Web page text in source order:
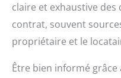
claire et exhaustive des
contrat, souvent
propriétaire et le
Être bien informé